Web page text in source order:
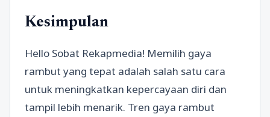
Kesimpulan
Hello Sobat Rekapmedia! Memilih gaya
rambut yang tepat adalah salah satu cara
untuk meningkatkan kepercayaan diri dan
tampil lebih menarik. Tren gaya rambut